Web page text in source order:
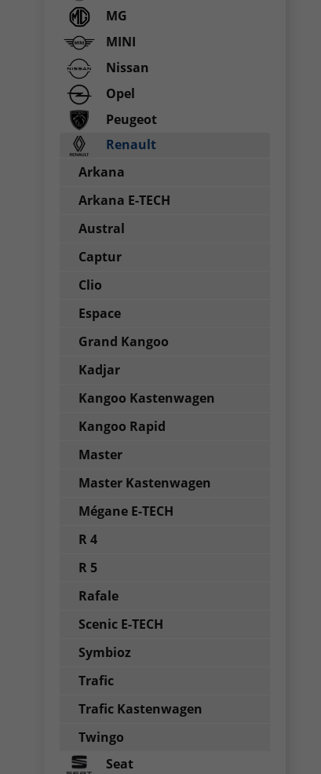
MG
MINI
Nissan
Opel
Peugeot
Renault
Arkana
Arkana E-TECH
Austral
Captur
Clio
Espace
Grand Kangoo
Kadjar
Kangoo Kastenwagen
Kangoo Rapid
Master
Master Kastenwagen
Mégane E-TECH
R 4
R 5
Rafale
Scenic E-TECH
Symbioz
Trafic
Trafic Kastenwagen
Twingo
Seat